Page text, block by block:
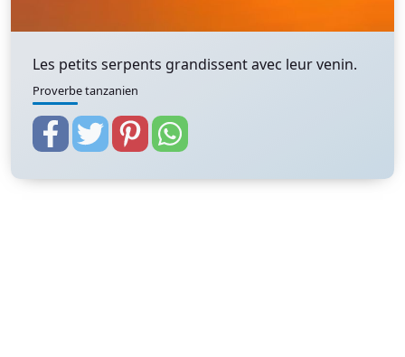
Les petits serpents grandissent avec leur venin.
Proverbe tanzanien